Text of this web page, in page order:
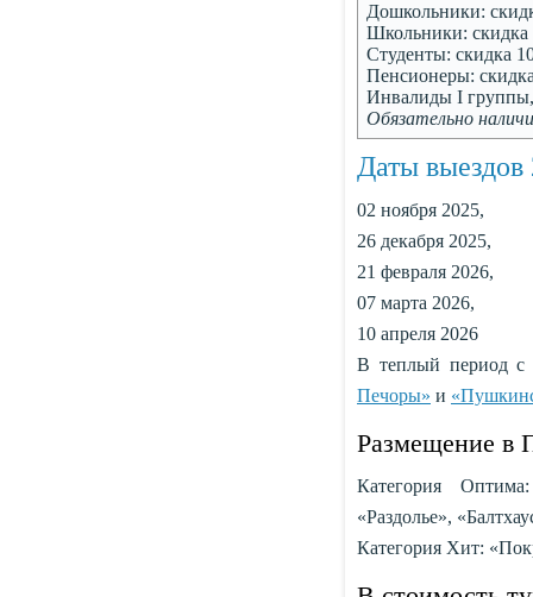
Дошкольники:
Школьники: скидка
Студенты: скидка
Пенсионеры:
Инвалиды I
Обязательно
Даты выездов
02 ноября 2025,
26 декабря 2025,
21 февраля 2026,
07 марта 2026,
10 апреля 2026
В теплый период с
Печоры» и
Размещение в
Категория
«Раздолье»,
Категория Хит: